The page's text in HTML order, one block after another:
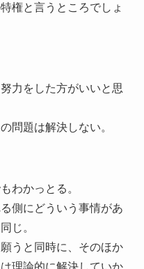
権と言うところでしょ
力をした方がいいと思
問題は解決しない。
わかっとる。
側にどういう事情があ
じ。
うと同時に、そのほか
理論的に解決していか